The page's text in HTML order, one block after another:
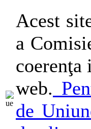
Acest
a
web.
de